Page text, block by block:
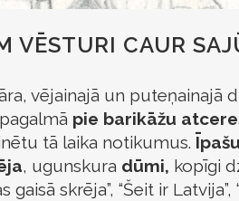
VĒSTURI CAUR
vējainajā un puteņainajā
pie barikāžu
tā laika notikumus.
, ugunskura dūmi, kopīgi
gaisā skrēja”, “Šeit ir Latvija”,